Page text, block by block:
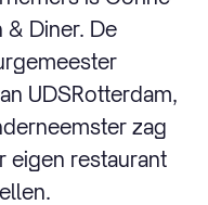
Diner. De
UDSRotterdam,
zag
eigen restaurant